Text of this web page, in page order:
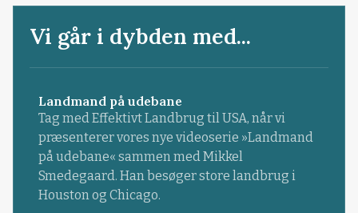
Vi går i dybden med...
Landmand på udebane
Tag med Effektivt Landbrug til USA, når vi
præsenterer vores nye videoserie »Landmand
på udebane« sammen med Mikkel
Smedegaard. Han besøger store landbrug i
Houston og Chicago.